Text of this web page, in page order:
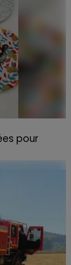
pour
en